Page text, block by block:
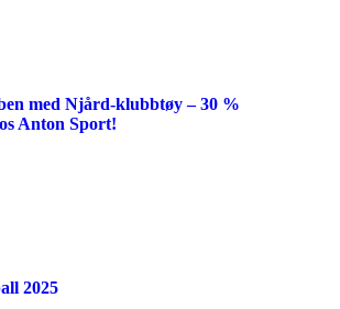
med Njård-klubbtøy – 30 %
Anton Sport!
2025